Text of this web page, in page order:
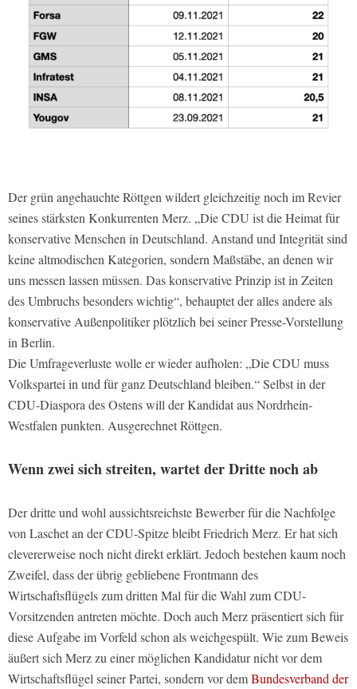
Der grün angehauchte Röttgen wildert gleichzeitig noch im Revier
seines stärksten Konkurrenten Merz. „Die CDU ist die Heimat für
konservative Menschen in Deutschland. Anstand und Integrität sind
keine altmodischen Kategorien, sondern Maßstäbe, an denen wir
uns messen lassen müssen. Das konservative Prinzip ist in Zeiten
des Umbruchs besonders wichtig“, behauptet der alles andere als
konservative Außenpolitiker plötzlich bei seiner Presse-Vorstellung
in Berlin.
Die Umfrageverluste wolle er wieder aufholen: „Die CDU muss
Volkspartei in und für ganz Deutschland bleiben.“ Selbst in der
CDU-Diaspora des Ostens will der Kandidat aus Nordrhein-
Westfalen punkten. Ausgerechnet Röttgen.
Wenn zwei sich streiten, wartet der Dritte noch ab
Der dritte und wohl aussichtsreichste Bewerber für die Nachfolge
von Laschet an der CDU-Spitze bleibt Friedrich Merz. Er hat sich
clevererweise noch nicht direkt erklärt. Jedoch bestehen kaum noch
Zweifel, dass der übrig gebliebene Frontmann des
Wirtschaftsflügels zum dritten Mal für die Wahl zum CDU-
Vorsitzenden antreten möchte. Doch auch Merz präsentiert sich für
diese Aufgabe im Vorfeld schon als weichgespült. Wie zum Beweis
äußert sich Merz zu einer möglichen Kandidatur nicht vor dem
Wirtschaftsflügel seiner Partei, sondern vor demBundesverband der